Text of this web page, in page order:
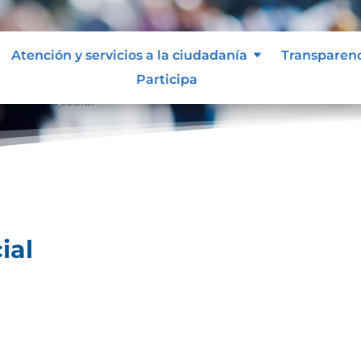
Atención y servicios a la ciudadanía
Participa
especial